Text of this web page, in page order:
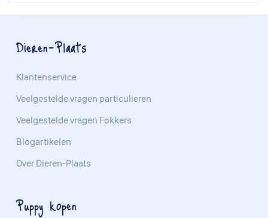
Dieren-Plaats
Klantenservice
Veelgestelde vragen particulieren
Veelgestelde vragen Fokkers
Blogartikelen
Over Dieren-Plaats
Puppy kopen